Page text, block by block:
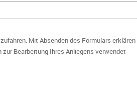
Mit Absenden des Formulars erklären
Bearbeitung Ihres Anliegens verwendet